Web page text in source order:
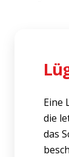
Eine
die
das